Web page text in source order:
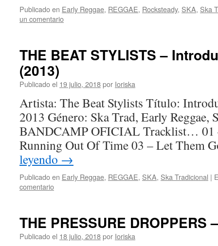
Publicado en Early Reggae, REGGAE, Rocksteady, SKA, Ska
un comentario
THE BEAT STYLISTS –
(2013)
Publicado el 19 julio, 2018por Ioriska
Artista: The Beat Stylists Título:
2013 Género: Ska Trad, Early Reggae,
BANDCAMP OFICIAL Tracklist… 01
Running Out Of Time 03 – Let Them
leyendo →
Publicado en Early Reggae, REGGAE, SKA, Ska Tradicional |
comentario
THE PRESSURE DROPPERS
Publicado el 18 julio, 2018por Ioriska